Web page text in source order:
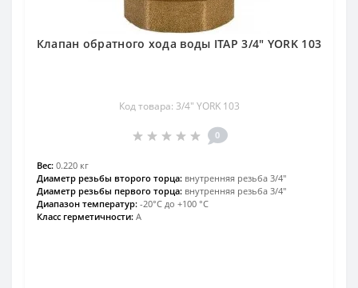
Клапан обратного хода воды ITAP 3/4″ YORK 103
Код товара: 3/4″ YORK 103
0
Вес: 0.220 кг
Диаметр резьбы второго торца: внутренняя резьба 3/4″
Диаметр резьбы первого торца: внутренняя резьба 3/4″
Диапазон температур: -20°С до +100 °С
Класс герметичности: А